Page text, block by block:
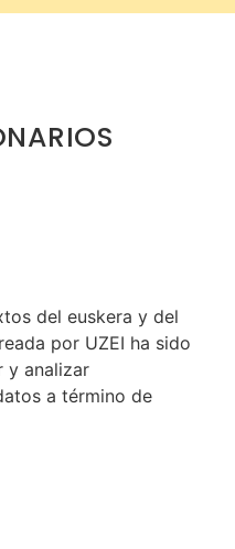
del euskera y del
por UZEI ha sido
y analizar
a término de